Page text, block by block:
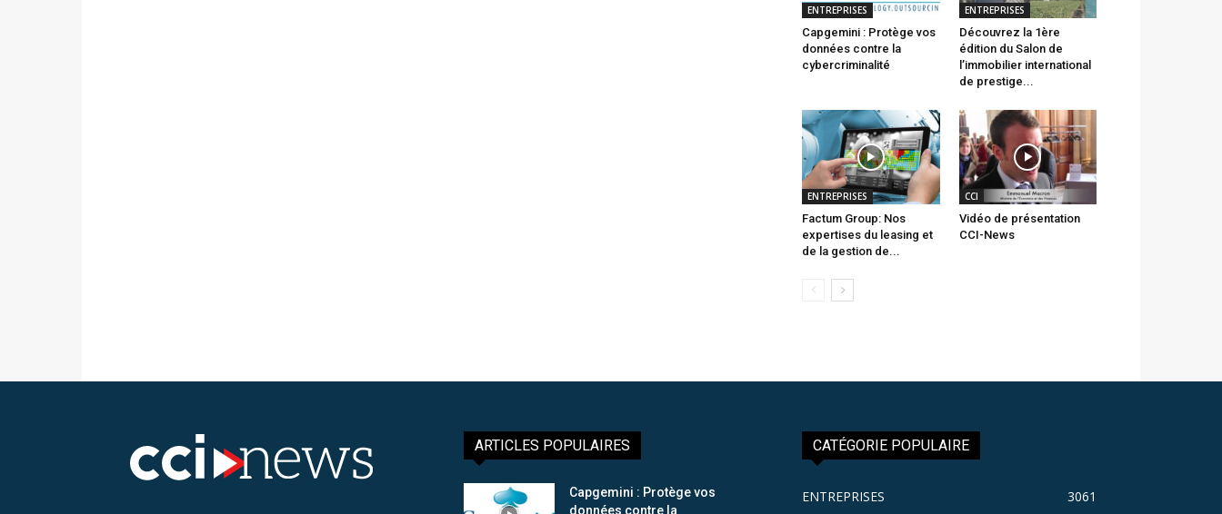
ENTREPRISES
Capgemini : Protège vos
données contre la
cybercriminalité
ENTREPRISES
Découvrez la 1ère
édition du Salon de
l’immobilier international
de prestige...
ENTREPRISES
Factum Group: Nos
expertises du leasing et
de la gestion de...
CCI
Vidéo de présentation
CCI-News
ARTICLES POPULAIRES
Capgemini : Protège vos
données contre la
CATÉGORIE POPULAIRE
ENTREPRISES 3061